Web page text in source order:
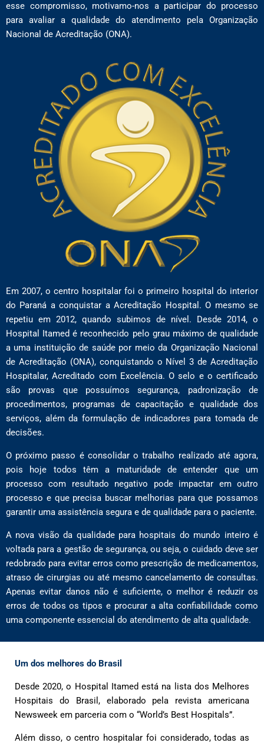
esse compromisso, motivamo-nos a participar do processo
para avaliar a qualidade do atendimento pela Organização
Nacional de Acreditação (ONA).
Em 2007, o centro hospitalar foi o primeiro hospital do interior
do Paraná a conquistar a Acreditação Hospital. O mesmo se
repetiu em 2012, quando subimos de nível. Desde 2014, o
Hospital Itamed é reconhecido pelo grau máximo de qualidade
a uma instituição de saúde por meio da Organização Nacional
de Acreditação (ONA), conquistando o Nível 3 de Acreditação
Hospitalar, Acreditado com Excelência. O selo e o certificado
são provas que possuímos segurança, padronização de
procedimentos, programas de capacitação e qualidade dos
serviços, além da formulação de indicadores para tomada de
decisões.
O próximo passo é consolidar o trabalho realizado até agora,
pois hoje todos têm a maturidade de entender que um
processo com resultado negativo pode impactar em outro
processo e que precisa buscar melhorias para que possamos
garantir uma assistência segura e de qualidade para o paciente.
A nova visão da qualidade para hospitais do mundo inteiro é
voltada para a gestão de segurança, ou seja, o cuidado deve ser
redobrado para evitar erros como prescrição de medicamentos,
atraso de cirurgias ou até mesmo cancelamento de consultas.
Apenas evitar danos não é suficiente, o melhor é reduzir os
erros de todos os tipos e procurar a alta confiabilidade como
uma componente essencial do atendimento de alta qualidade.
Um dos melhores do Brasil
Desde 2020, o Hospital Itamed está na lista dos Melhores
Hospitais do Brasil, elaborado pela revista americana
Newsweek em parceria com o “World’s Best Hospitals”.
Além disso, o centro hospitalar foi considerado, todas as